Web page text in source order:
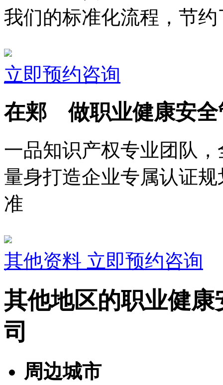
我们的标准化流程，节
立即预约咨询
在郏 做职业健康安全
一品知识产权专业团队
量身打造企业专属认证
准
其他资料 立即预约咨询
其他地区的职业健
司
周边城市